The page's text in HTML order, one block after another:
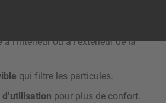
à l’intérieur ou à l’extérieur de la
qui filtre les particules.
pour plus de confort.